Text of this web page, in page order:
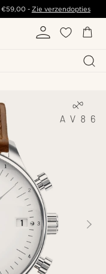
€59,00- Zie verzendopties